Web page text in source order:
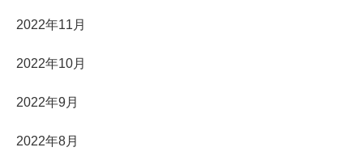
2022年11月
2022年10月
2022年9月
2022年8月